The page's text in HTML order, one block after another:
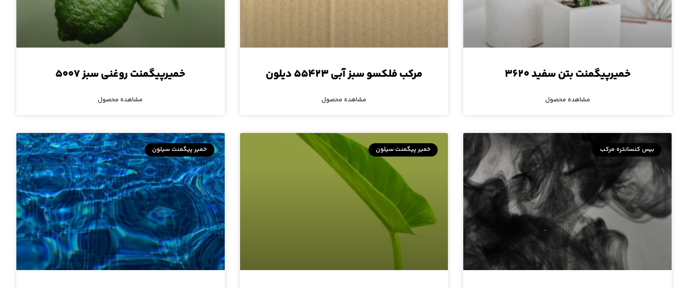
خمیرپیگمنت بتن سفید ۳۶۲۰
مشاهده محصول
مرکب فلکسو سبز آبی ۵۵۴۲۳ دیلون
مشاهده محصول
خمیرپیگمنت روغنی سبز ۵۰۰۷
مشاهده محصول
بیس کنسانتره مرکب خمیر پیگمنت سیلون خمیر پیگمنت سیلون